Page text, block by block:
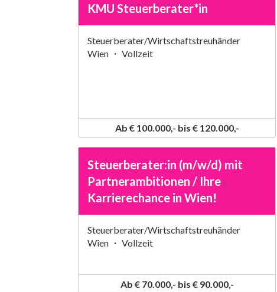
KMU Steuerberater*in
Steuerberater/Wirtschaftstreuhänder
Wien ・ Vollzeit
Ab € 100.000,- bis € 120.000,-
Steuerberater:in (m/w/d) mit
Partnerambitionen / Ihre
Karrierechance in Wien!
Steuerberater/Wirtschaftstreuhänder
Wien ・ Vollzeit
Ab € 70.000,- bis € 90.000,-